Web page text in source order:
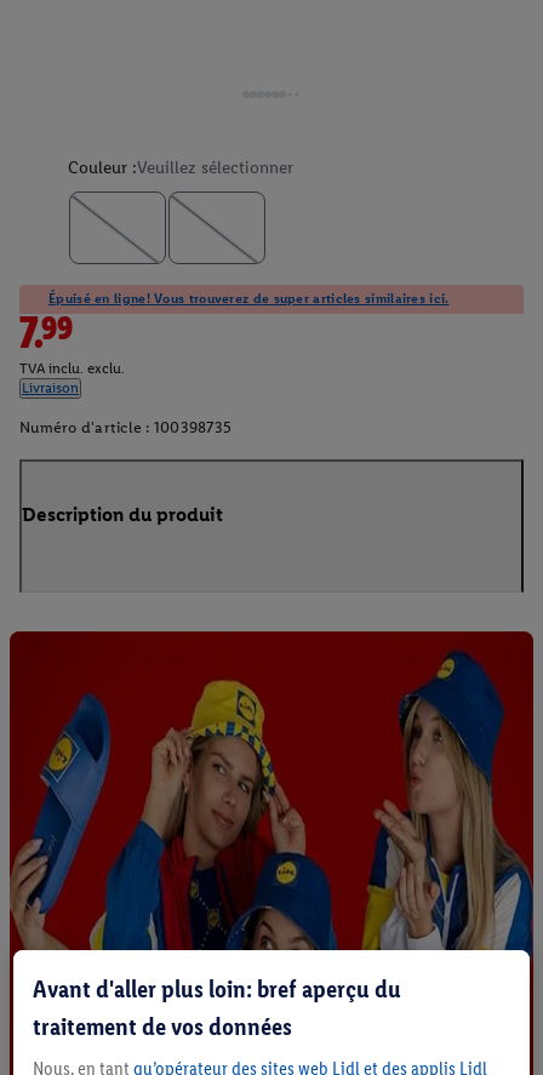
Couleur :Veuillez sélectionner
Épuisé en ligne! Vous trouverez de super articles similaires ici.
7.99
TVA inclu. exclu.
Livraison
Numéro d'article : 100398735
Description du produit
Avant d'aller plus loin: bref aperçu du
traitement de vos données
Nous, en tant qu’opérateur des sites web Lidl et des applis Lidl